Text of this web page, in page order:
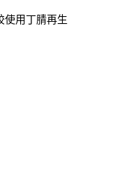
使用丁腈再生